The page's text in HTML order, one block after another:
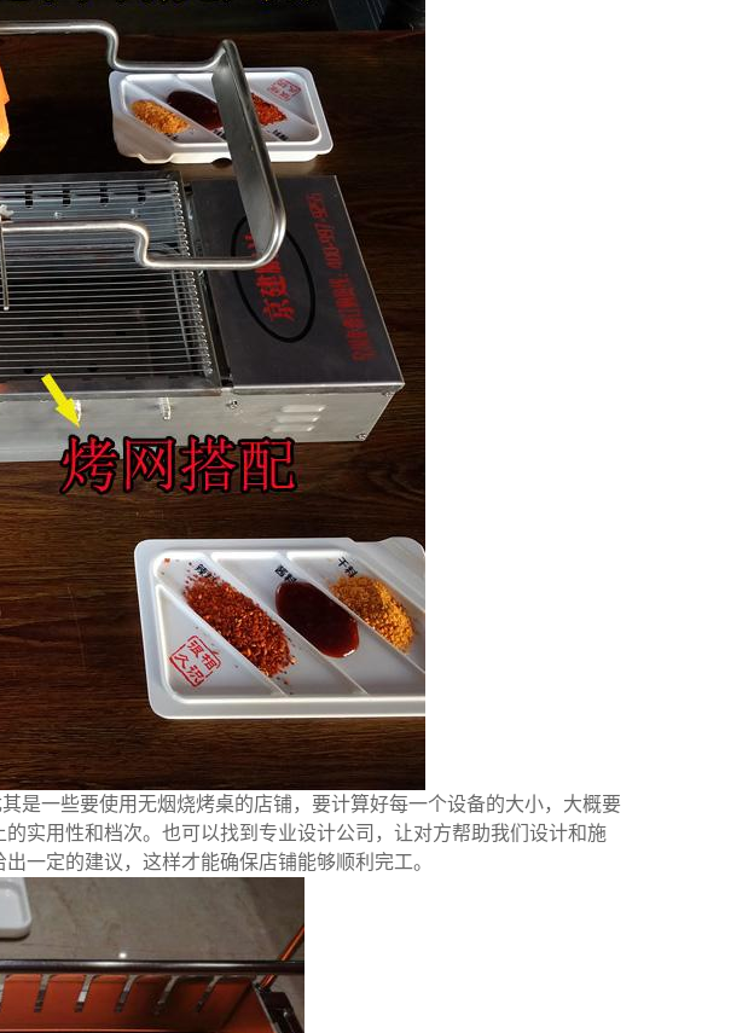
是一些要使用无烟烧烤桌的店铺，要计算好每一个设备的大小，大概要
实用性和档次。也可以找到专业设计公司，让对方帮助我们设计和施
一定的建议，这样才能确保店铺能够顺利完工。